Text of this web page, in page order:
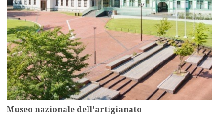
Museo nazionale dell'artigianato